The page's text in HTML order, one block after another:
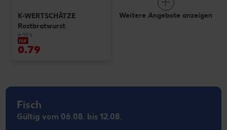
K-WERTSCHÄTZE
Rostbratwurst
je 100 g
nur
0.79
Weitere Angebote anzeigen
Fisch
Gültig vom 06.08. bis 12.08.